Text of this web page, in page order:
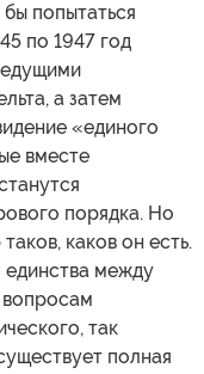
попытаться
по 1947 год
а затем
«единого
вместе
порядка. Но
каков он есть.
между
так
полная